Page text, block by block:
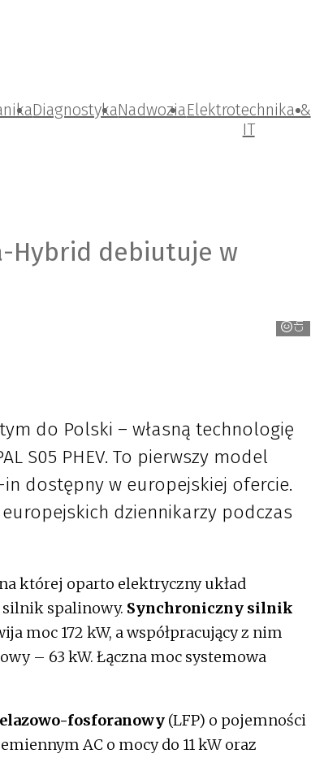
DiagnostykaNadwoziaElektrotechnika &
IT
Hybrid debiutuje w
Changan
do Polski – własną technologię
S05 PHEV. To pierwszy model
dostępny w europejskiej ofercie.
dziennikarzy podczas
której oparto elektryczny układ
silnik spalinowy. Synchroniczny silnik
moc 172 kW, a współpracujący z nim
– 63 kW. Łączna moc systemowa
fosforanowy (LFP) o pojemności
AC o mocy do 11 kW oraz